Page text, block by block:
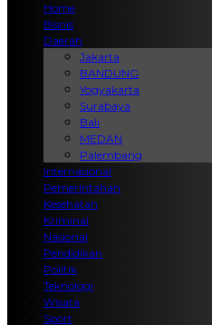
Home
Bisnis
Daerah
Jakarta
BANDUNG
Yogyakarta
Surabaya
Bali
MEDAN
Palembang
Internasional
Pemerintahan
Kesehatan
Kriminal
Nasional
Pendidikan
Politik
Teknologi
Wisata
Sport